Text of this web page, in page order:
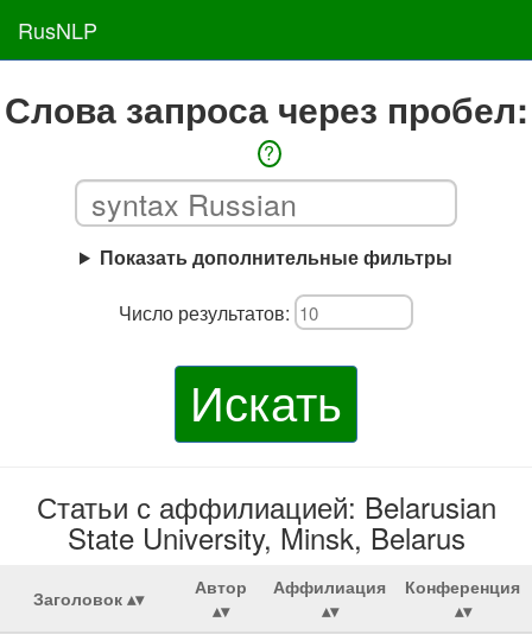
RusNLP
Слова запроса через пробел:
?
Показать дополнительные фильтры
Число результатов:
Искать
Статьи с аффилиацией: Belarusian
State University, Minsk, Belarus
Заголовок Автор Аффилиация Конференция